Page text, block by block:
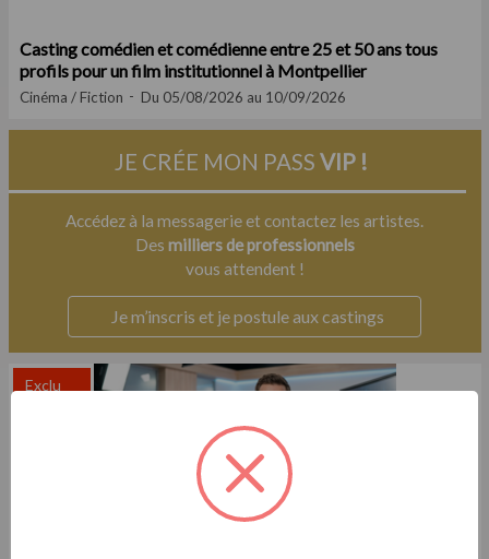
Casting comédien et comédienne entre 25 et 50 ans tous
profils pour un film institutionnel à Montpellier
Cinéma / Fiction Du 05/08/2026 au 10/09/2026
JE CRÉE MON PASSVIP !
Accédez à la messagerie et contactez les artistes.
Des milliers de professionnels
vous attendent !
Je m’inscris et je postule aux castings
Exclu